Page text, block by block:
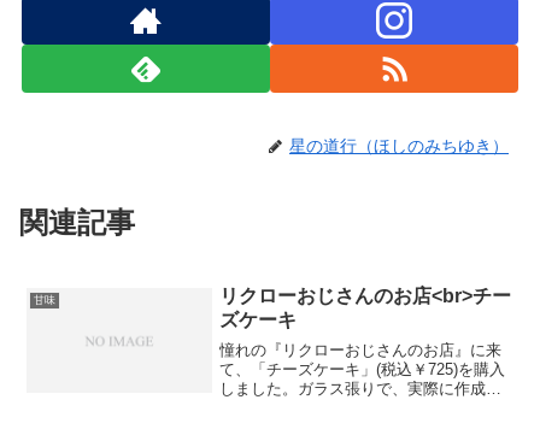
星の道行（ほしのみちゆき）
関連記事
甘味
リクローおじさんのお店<br>チー
ズケーキ
憧れの『リクローおじさんのお店』に来
て、「チーズケーキ」(税込￥725)を購入
しました。ガラス張りで、実際に作成工